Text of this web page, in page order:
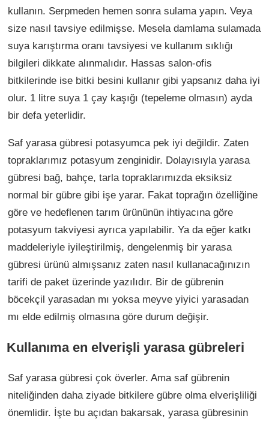
kullanın. Serpmeden hemen sonra sulama yapın. Veya
size nasıl tavsiye edilmişse. Mesela damlama sulamada
suya karıştırma oranı tavsiyesi ve kullanım sıklığı
bilgileri dikkate alınmalıdır. Hassas salon-ofis
bitkilerinde ise bitki besini kullanır gibi yapsanız daha iyi
olur. 1 litre suya 1 çay kaşığı (tepeleme olmasın) ayda
bir defa yeterlidir.
Saf yarasa gübresi potasyumca pek iyi değildir. Zaten
topraklarımız potasyum zenginidir. Dolayısıyla yarasa
gübresi bağ, bahçe, tarla topraklarımızda eksiksiz
normal bir gübre gibi işe yarar. Fakat toprağın özelliğine
göre ve hedeflenen tarım ürününün ihtiyacına göre
potasyum takviyesi ayrıca yapılabilir. Ya da eğer katkı
maddeleriyle iyileştirilmiş, dengelenmiş bir yarasa
gübresi ürünü almışsanız zaten nasıl kullanacağınızın
tarifi de paket üzerinde yazılıdır. Bir de gübrenin
böcekçil yarasadan mı yoksa meyve yiyici yarasadan
mı elde edilmiş olmasına göre durum değişir.
Kullanıma en elverişli yarasa gübreleri
Saf yarasa gübresi çok överler. Ama saf gübrenin
niteliğinden daha ziyade bitkilere gübre olma elverişliliği
önemlidir. İşte bu açıdan bakarsak, yarasa gübresinin